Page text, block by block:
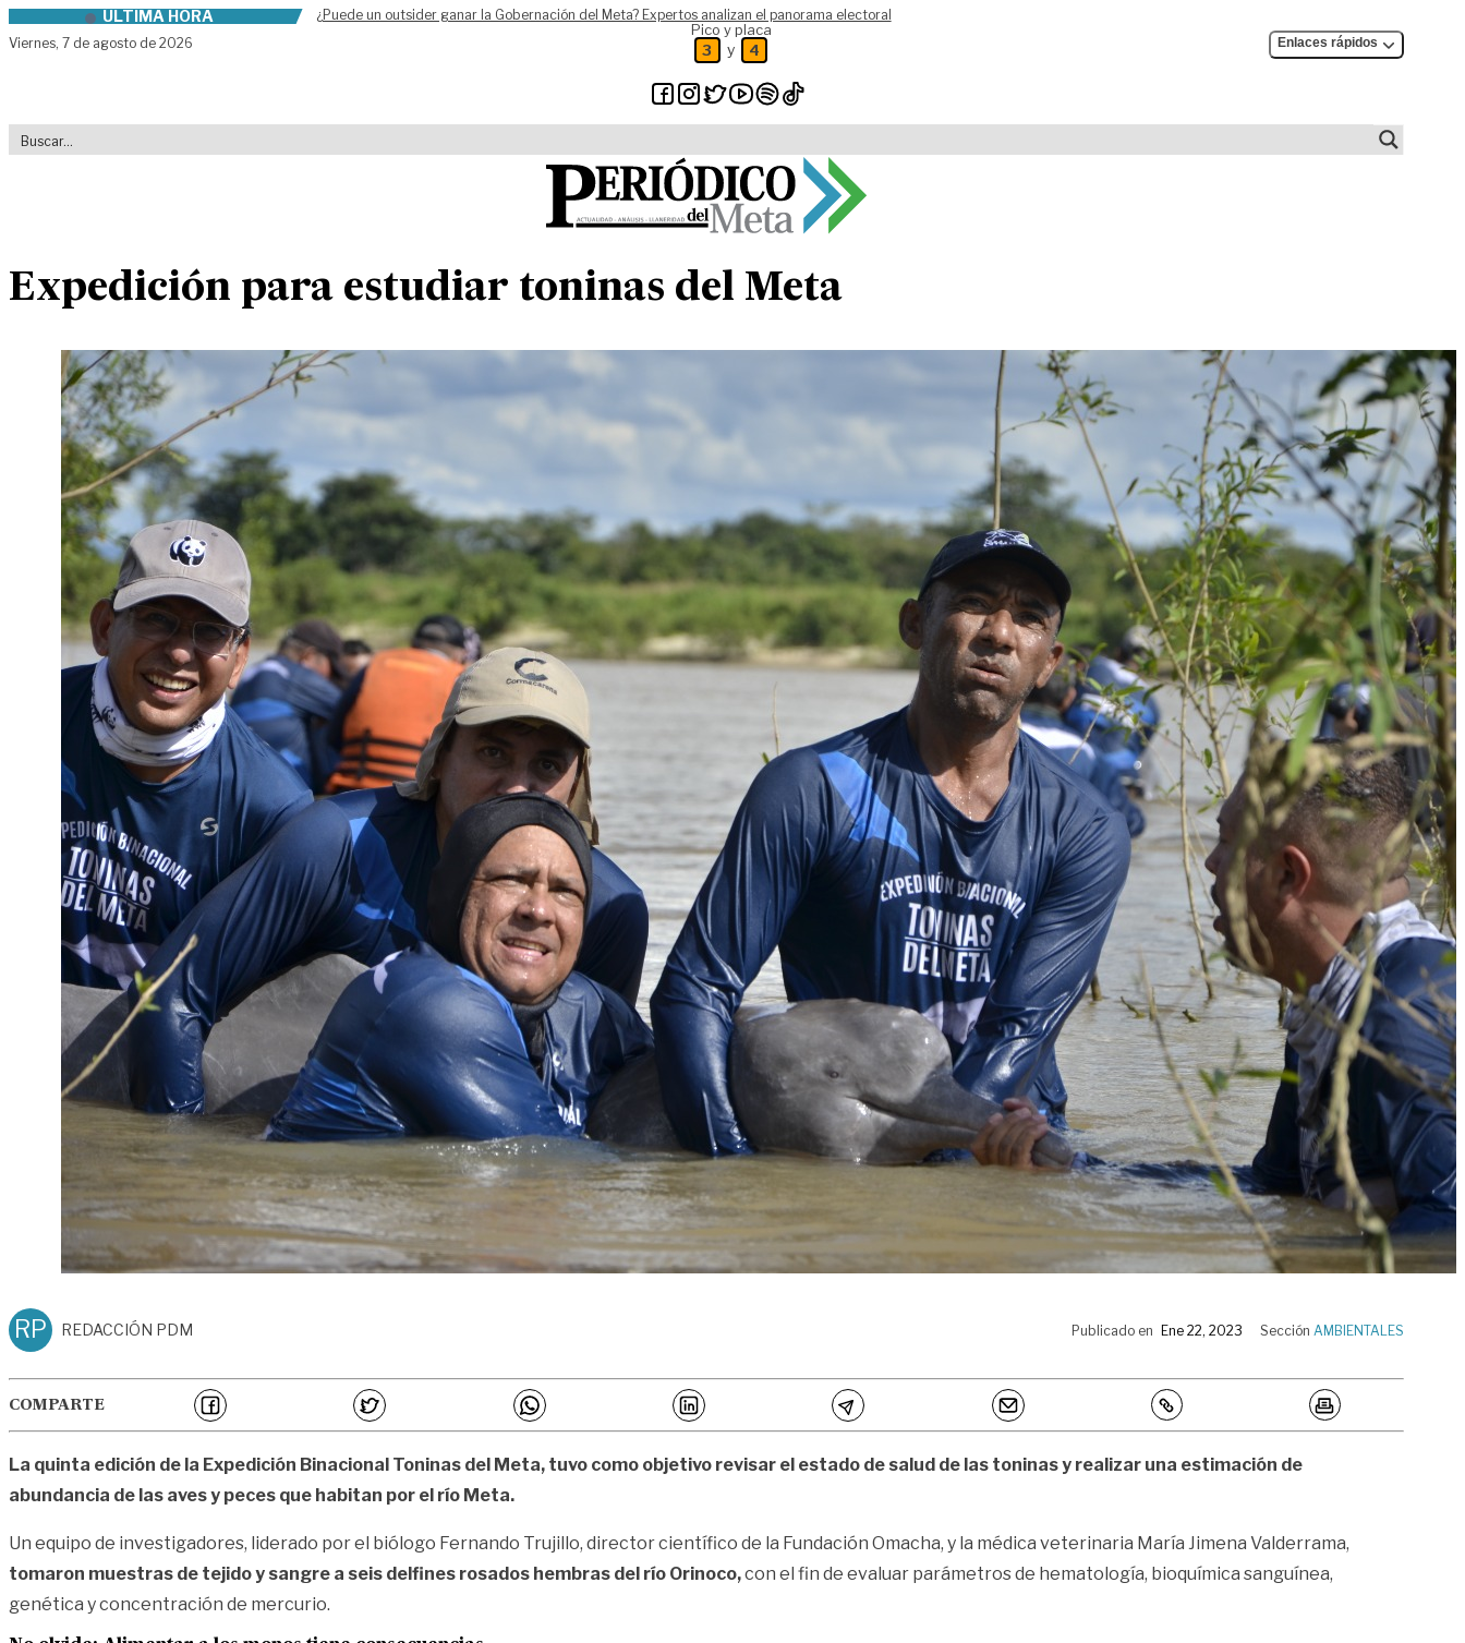
Skip to contentÚLTIMA HORA
¿Puede un outsider ganar la Gobernación del Meta? Expertos analizan el panorama electoral
Viernes, 7 de agosto de 2026
Pico y placa
3 y 4 Enlaces rápidos
Expedición para estudiar toninas del Meta
RP REDACCIÓN PDM Publicado en Ene 22, 2023 Sección AMBIENTALES
COMPARTE
La quinta edición de la Expedición Binacional Toninas del Meta, tuvo como objetivo revisar el estado de salud de las toninas y realizar una estimación de
abundancia de las aves y peces que habitan por el río Meta.
Un equipo de investigadores, liderado por el biólogo Fernando Trujillo, director científico de la Fundación Omacha, y la médica veterinaria María Jimena Valderrama,
tomaron muestras de tejido y sangre a seis delfines rosados hembras del río Orinoco,con el fin de evaluar parámetros de hematología, bioquímica sanguínea,
genética y concentración de mercurio.